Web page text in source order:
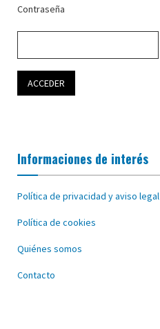
Contraseña
Informaciones de interés
Política de privacidad y aviso legal
Política de cookies
Quiénes somos
Contacto